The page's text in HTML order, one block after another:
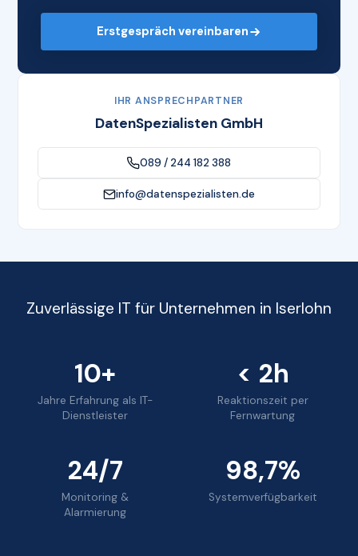
Erstgespräch vereinbaren
IHR ANSPRECHPARTNER
DatenSpezialisten GmbH
089 / 244 182 388
info@datenspezialisten.de
Zuverlässige IT für Unternehmen in Iserlohn
10+
Jahre Erfahrung als IT-
Dienstleister
< 2h
Reaktionszeit per
Fernwartung
24/7
Monitoring &
Alarmierung
98,7%
Systemverfügbarkeit